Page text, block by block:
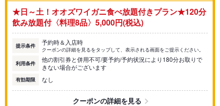
★日～土！オオズワイガニ食べ放題付きプラン★120分
飲み放題付〈料理8品〉5,000円(税込)
提示条件 予約時＆入店時
クーポンの詳細を見るをタップして、表示される画面をご提示ください。
利用条件
他の割引券と併用不可/要予約/予約状況により180分お取りで
きない場合がございます
有効期限 なし
クーポンの詳細を見る